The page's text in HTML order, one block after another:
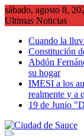
Saltar
al
sábado, agosto 8,
Ultimas Noticias
Cuando la
Constitución
Abdón
su hogar
IMESI a los
realmente y a
19 de Junio